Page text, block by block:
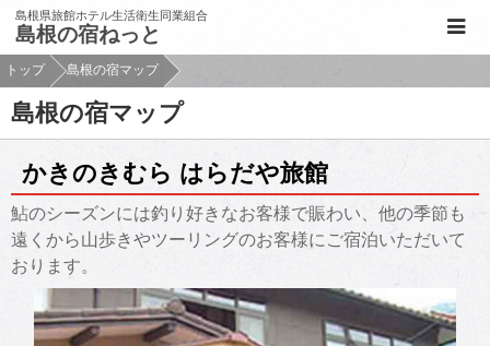
このページの本文へ移動
島根県旅館ホテル生活衛生同業組合
島根の宿ねっと
トップ 島根の宿マップ
島根の宿マップ
かきのきむら はらだや旅館
鮎のシーズンには釣り好きなお客様で賑わい、他の季節も
遠くから山歩きやツーリングのお客様にご宿泊いただいて
おります。